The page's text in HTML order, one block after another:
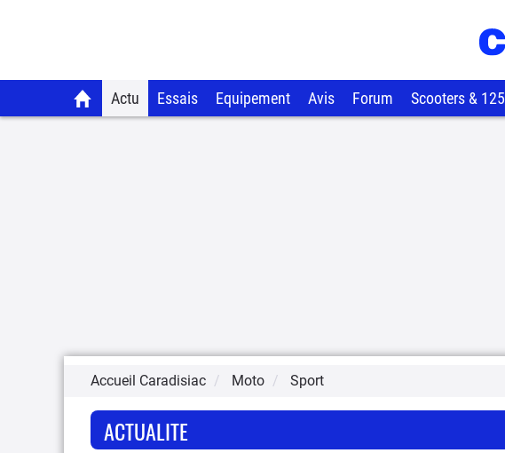
Actu Essais Equipement Avis Forum Scooters & 125
Accueil Caradisiac Moto Sport
ACTUALITE